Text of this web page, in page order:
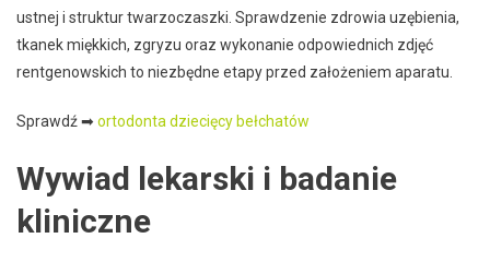
ustnej i struktur twarzoczaszki. Sprawdzenie zdrowia uzębienia,
tkanek miękkich, zgryzu oraz wykonanie odpowiednich zdjęć
rentgenowskich to niezbędne etapy przed założeniem aparatu.
Sprawdź ➡ortodonta dziecięcy bełchatów
Wywiad lekarski i badanie
kliniczne